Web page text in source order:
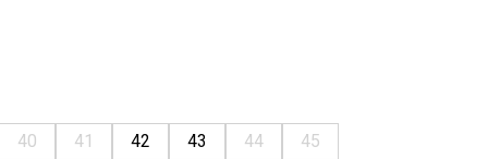
40 41 42 43 44 45